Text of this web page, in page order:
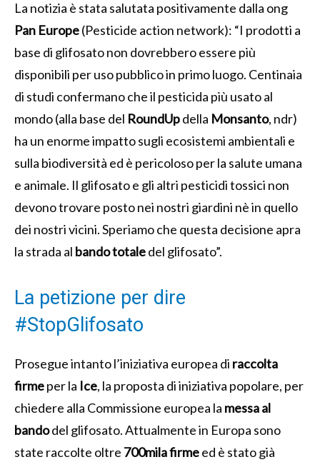
La notizia è stata salutata positivamente dalla ong
Pan Europe(Pesticide action network): “I prodotti a
base di glifosato non dovrebbero essere più
disponibili per uso pubblico in primo luogo. Centinaia
di studi confermano che il pesticida più usato al
mondo (alla base del RoundUpdella Monsanto, ndr)
ha un enorme impatto sugli ecosistemi ambientali e
sulla biodiversità ed è pericoloso per la salute umana
e animale. Il glifosato e gli altri pesticidi tossici non
devono trovare posto nei nostri giardini nè in quello
dei nostri vicini.Speriamo che questa decisione apra
la strada al bando totaledel glifosato”.
La petizione per dire
#StopGlifosato
Prosegue intanto l’iniziativa europea di raccolta
firmeper la Ice, la proposta di iniziativa popolare, per
chiedere alla Commissione europea la messa al
bandodel glifosato. Attualmente in Europa sono
state raccolte oltre 700mila firmeed è stato già